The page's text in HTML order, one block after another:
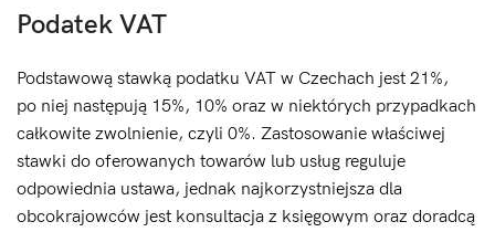
Podatek VAT
Podstawową stawką podatku VAT w Czechach jest 21%,
po niej następują 15%, 10% oraz w niektórych przypadkach
całkowite zwolnienie, czyli 0%. Zastosowanie właściwej
stawki do oferowanych towarów lub usług reguluje
odpowiednia ustawa, jednak najkorzystniejsza dla
obcokrajowców jest konsultacja z księgowym oraz doradcą